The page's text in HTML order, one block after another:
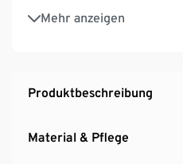
Mehr anzeigen
Verlängerte
Überschnittene Schultern
Produktbeschreibung
Material & Pflege